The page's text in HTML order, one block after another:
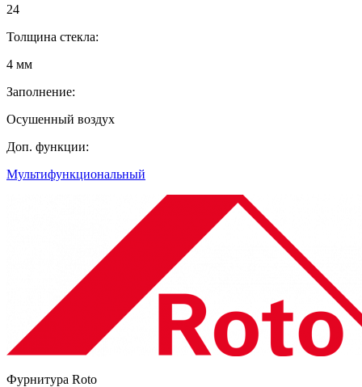
24
Толщина стекла:
4 мм
Заполнение:
Осушенный воздух
Доп. функции:
Мультифункциональный
Фурнитура Roto